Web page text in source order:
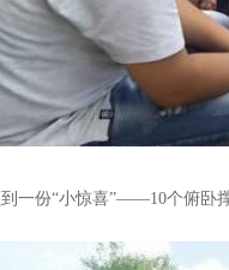
一份“小惊喜”——10个俯卧